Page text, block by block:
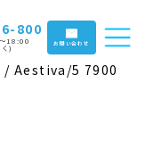
800
18:00
) お問い合わせ
/ Aestiva/5 7900